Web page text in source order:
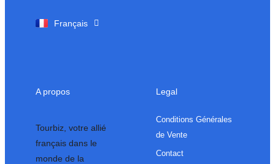
Français
English
A propos
Tourbiz, votre allié
français dans le
monde de la
Legal
Conditions Générales
de Vente
Contact